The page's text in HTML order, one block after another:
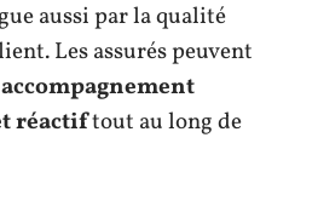
aussi par la qualité
Les assurés peuvent
accompagnement
réactiftout au long de